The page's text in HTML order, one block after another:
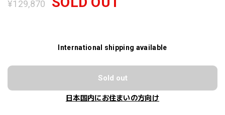
¥129,870
International shipping available
Sold out
日本国内にお住まいの方向け